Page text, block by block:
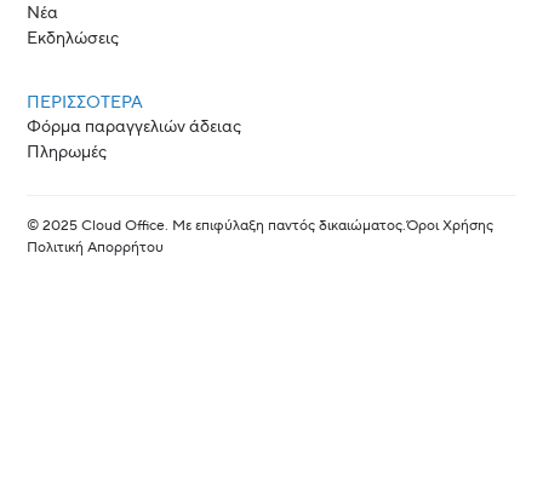
Νέα
Εκδηλώσεις
ΠΕΡΙΣΣΟΤΕΡΑ
Φόρμα παραγγελιών άδειας
Πληρωμές
© 2025 Cloud Office. Με επιφύλαξη παντός δικαιώματος.Όροι Χρήσης
Πολιτική Απορρήτου